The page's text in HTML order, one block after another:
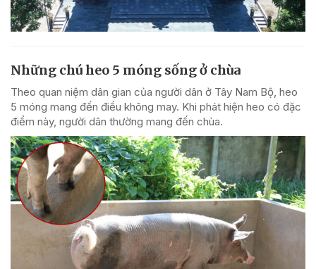
Những chú heo 5 móng sống ở chùa
Theo quan niệm dân gian của người dân ở Tây Nam Bộ, heo
5 móng mang đến điều không may. Khi phát hiện heo có đặc
điểm này, người dân thường mang đến chùa.